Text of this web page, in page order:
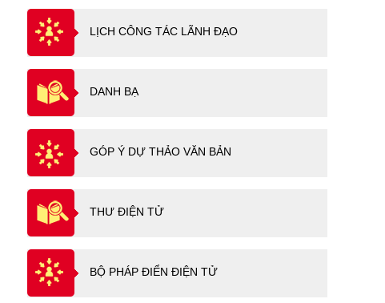
LỊCH CÔNG TÁC LÃNH ĐẠO
DANH BẠ
GÓP Ý DỰ THẢO VĂN BẢN
THƯ ĐIỆN TỬ
BỘ PHÁP ĐIỂN ĐIỆN TỬ